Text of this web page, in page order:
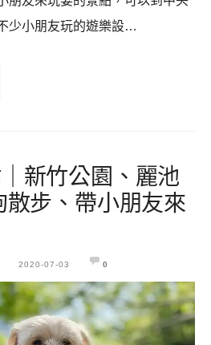
少小朋友玩的遊樂設…
新竹公園、麗池
步、帶小朋友來
2020-07-03 0